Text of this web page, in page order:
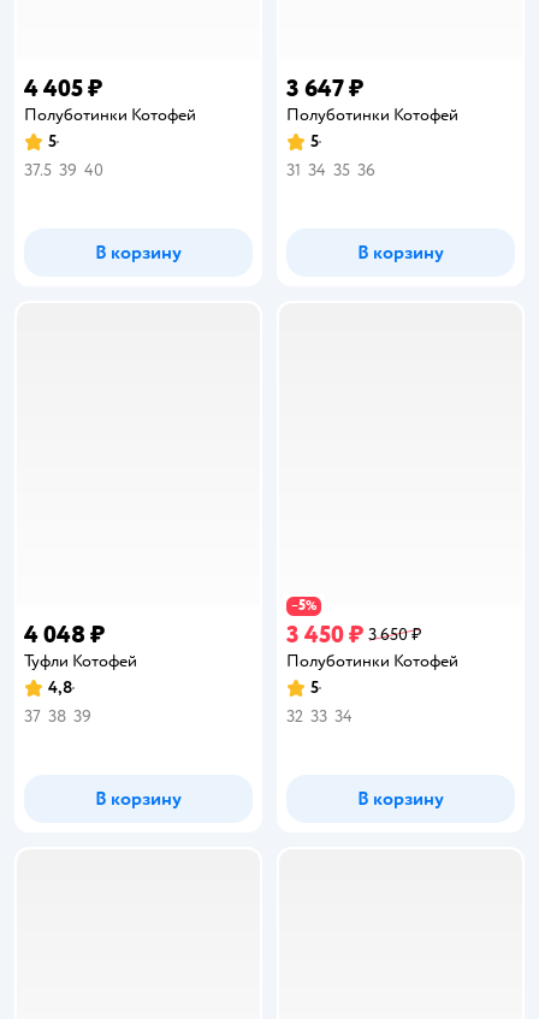
4 405 ₽
Полуботинки Котофей
Рейтинг:
5
37.5 39 40
В корзину
3 647 ₽
Полуботинки Котофей
Рейтинг:
5
31 34 35 36
В корзину
4 048 ₽
Туфли Котофей
Рейтинг:
4,8
37 38 39
В корзину
−5%
3 450 ₽ 3 650 ₽
Полуботинки Котофей
Рейтинг:
5
32 33 34
В корзину